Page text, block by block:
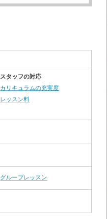
スタッフの対応
カリキュラムの充実度
レッスン料
グループレッスン